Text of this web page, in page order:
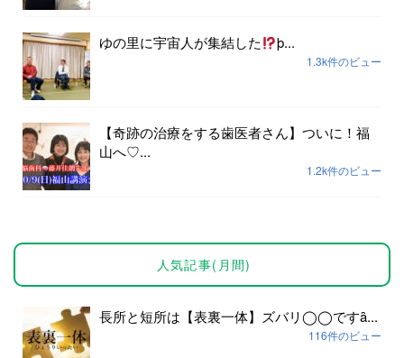
ゆの里に宇宙人が集結した þ...
1.3k件のビュー
【奇跡の治療をする歯医者さん】ついに！福
山へ♡...
1.2k件のビュー
人気記事(月間)
長所と短所は【表裏一体】ズバリ◯◯ですȃ...
116件のビュー